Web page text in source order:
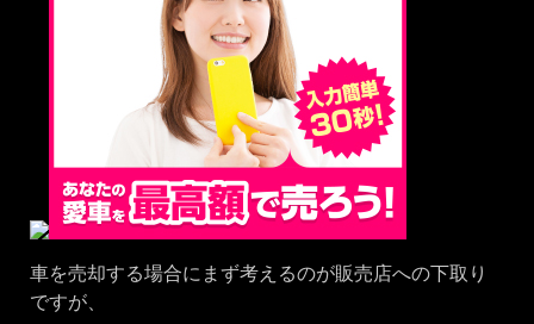
車を売却する場合にまず考えるのが販売店への下取り
ですが、